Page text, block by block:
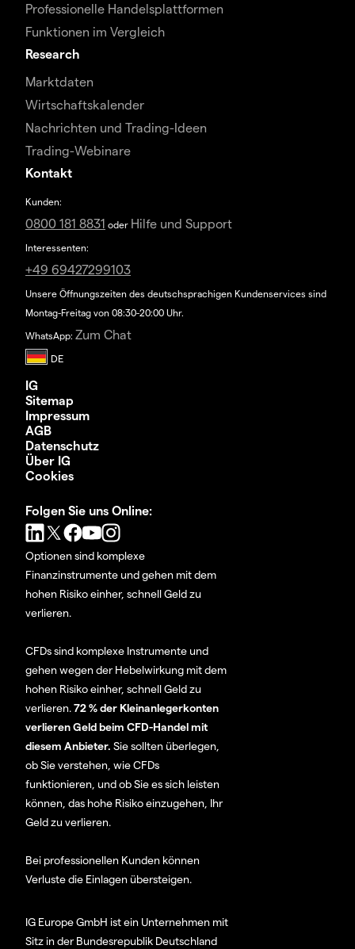
Professionelle Handelsplattformen
Funktionen im Vergleich
Research
Marktdaten
Wirtschaftskalender
Nachrichten und Trading-Ideen
Trading-Webinare
Kontakt
Kunden:
0800 181 8831 oder Hilfe und Support
Interessenten:
+49 69427299103
Unsere Öffnungszeiten des deutschsprachigen Kundenservices sind
Montag-Freitag von 08:30-20:00 Uhr.
WhatsApp: Zum Chat
IG
Sitemap
Impressum
AGB
Datenschutz
Über IG
Cookies
Folgen Sie uns Online:
Optionen sind komplexe
Finanzinstrumente und gehen mit dem
hohen Risiko einher, schnell Geld zu
verlieren.
CFDs sind komplexe Instrumente und
gehen wegen der Hebelwirkung mit dem
hohen Risiko einher, schnell Geld zu
verlieren.72 % der Kleinanlegerkonten
verlieren Geld beim CFD-Handel mit
diesem Anbieter. Sie sollten überlegen,
ob Sie verstehen, wie CFDs
funktionieren, und ob Sie es sich leisten
können, das hohe Risiko einzugehen, Ihr
Geld zu verlieren.
Bei professionellen Kunden können
Verluste die Einlagen übersteigen.
IG Europe GmbH ist ein Unternehmen mit
Sitz in der Bundesrepublik Deutschland